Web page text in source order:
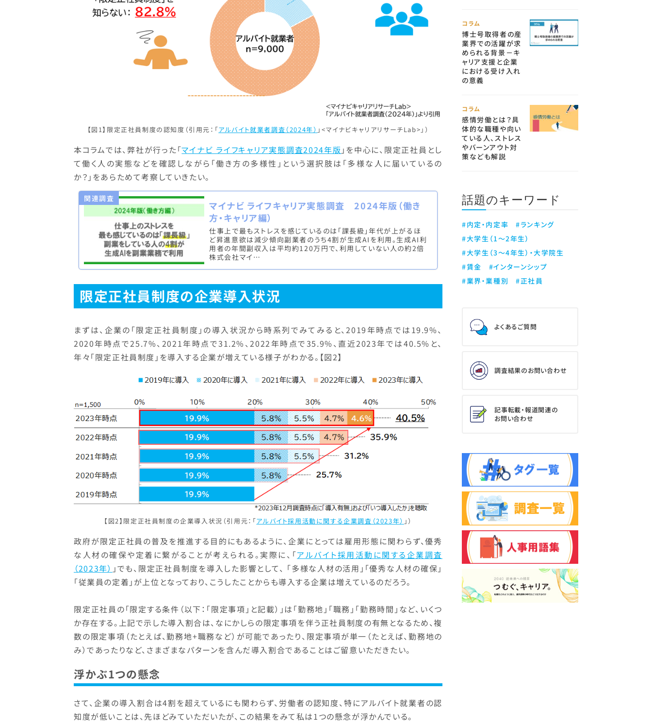
【図1】限定正社員制度の認知度（引用元：「アルバイト就業者調査（2024年） 」<マイナビキャリアリサーチLab>」）
本コラムでは、弊社が行った「マイナビ ライフキャリア実態調査2024年版 」を中心に、限定正社員とし
て働く人の実態などを確認しながら「働き方の多様性」という選択肢は「多様な人に届いているの
か？」をあらためて考察していきたい。
関連調査
マイナビ ライフキャリア実態調査 2024年版（働き
方・キャリア編）
仕事上で最もストレスを感じているのは「課長級」年代が上がるほ
ど昇進意欲は減少傾向副業者のうち4割が生成AIを利用。生成AI利
用者の年間副収入は平均約120万円で、利用していない人の約2倍
株式会社マイ…
限定正社員制度の企業導入状況
まずは、企業の「限定正社員制度」の導入状況から時系列でみてみると、2019年時点では19.9%、
2020年時点で25.7%、2021年時点で31.2%、2022年時点で35.9%、直近2023年では40.5%と、
年々「限定正社員制度」を導入する企業が増えている様子がわかる。【図2】
【図2】限定正社員制度の企業導入状況（引用元：「アルバイト採用活動に関する企業調査（2023年） 」）
政府が限定正社員の普及を推進する目的にもあるように、企業にとっては雇用形態に関わらず、優秀
な人材の確保や定着に繋がることが考えられる。実際に、「アルバイト採用活動に関する企業調査
（2023年） 」でも、限定正社員制度を導入した影響として、 「多様な人材の活用」「優秀な人材の確保」
「従業員の定着」が上位となっており、こうしたことからも導入する企業は増えているのだろう。
限定正社員の「限定する条件（以下：「限定事項」と記載）」は「勤務地」「職務」「勤務時間」など、いくつ
か存在する。上記で示した導入割合は、なにかしらの限定事項を伴う正社員制度の有無となるため、複
数の限定事項（たとえば、勤務地+職務など）が可能であったり、限定事項が単一（たとえば、勤務地の
み）であったりなど、さまざまなパターンを含んだ導入割合であることはご留意いただきたい。
浮かぶ1つの懸念
さて、企業の導入割合は4割を超えているにも関わらず、労働者の認知度、特にアルバイト就業者の認
知度が低いことは、先ほどみていただいたが、この結果をみて私は1つの懸念が浮かんでいる。
コラム
博士号取得者の産
業界での活躍が求
められる背景－キ
ャリア支援と企業
における受け入れ
の意義
コラム
感情労働とは？具
体的な職種や向い
ている人、ストレス
やバーンアウト対
策なども解説
話題のキーワード
#内定・内定率
#ランキング
#大学生（1～2年生）
#大学生（3～4年生）・大学院生
#賃金
#インターンシップ
#業界・業種別
#正社員
よくあるご質問
調査結果のお問い合わせ
記事転載・報道関連の
お問い合わせ